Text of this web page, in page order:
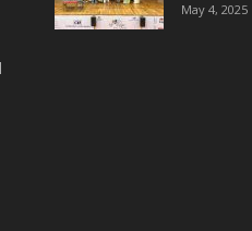
May 4, 2025